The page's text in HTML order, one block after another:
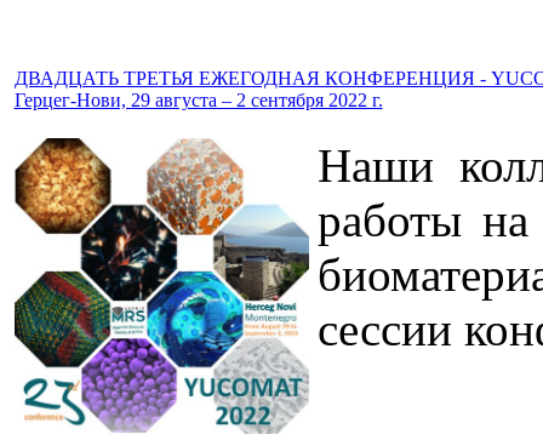
ДВАДЦАТЬ ТРЕТЬЯ ЕЖЕГОДНАЯ КОНФЕРЕНЦИЯ -
Герцег-Нови, 29 августа – 2 сентября 2022 г.
Наши
работы
сессии